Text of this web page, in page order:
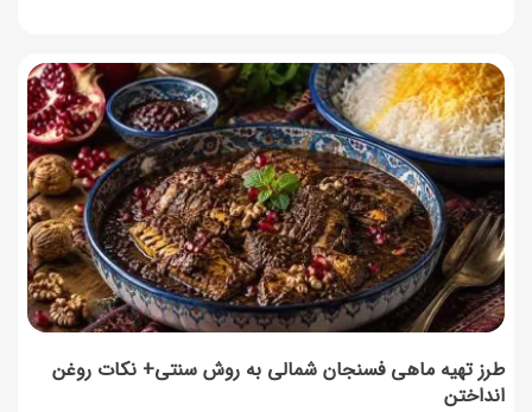
طرز تهیه ماهی فسنجان شمالی به روش سنتی+ نکات روغن
انداختن